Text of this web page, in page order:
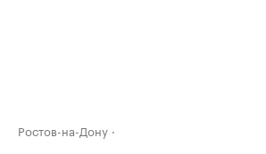
Ростов-на-Дону